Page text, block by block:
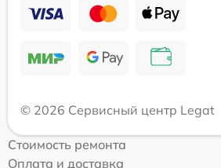
© 2026 Сервисный центр Legat
Стоимость ремонта
Оплата и доставка